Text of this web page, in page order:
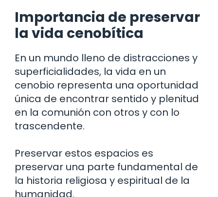
Importancia de preservar
la vida cenobítica
En un mundo lleno de distracciones y
superficialidades, la vida en un
cenobio representa una oportunidad
única de encontrar sentido y plenitud
en la comunión con otros y con lo
trascendente.
Preservar estos espacios es
preservar una parte fundamental de
la historia religiosa y espiritual de la
humanidad.